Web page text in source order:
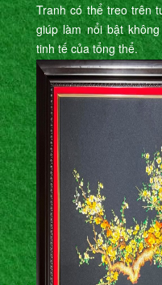
Tranh có thể treo trên
giúp làm nổi bật
tinh tế của tổng thể.